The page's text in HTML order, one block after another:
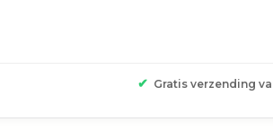
✔ Gratis verzending